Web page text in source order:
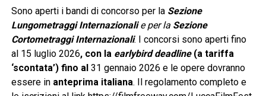
Sono aperti i bandi di concorso per la Sezione
Lungometraggi Internazionalie per la Sezione
Cortometraggi Internazionali. I concorsi sono aperti fino
al 15 luglio 2026, con la earlybird deadline(a tariffa
‘scontata’) fino al 31 gennaio 2026 e le opere dovranno
essere in anteprima italiana. Il regolamento completo e